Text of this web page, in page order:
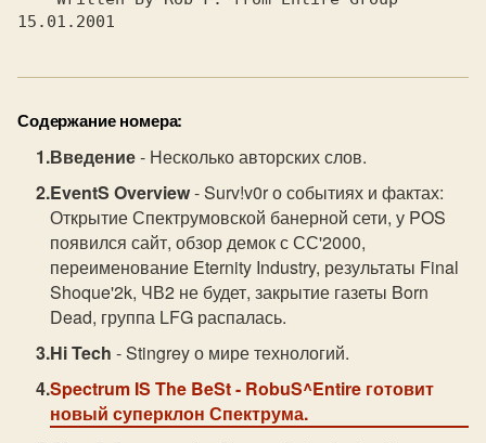
Содержание номера:
Введение- Несколько авторских слов.
EventS Overview- Surv!v0r о событиях и фактах:
Открытие Спектрумовской банерной сети, у POS
появился сайт, обзор демок с СС'2000,
переименование Eternity Industry, результаты Final
Shoque'2k, ЧВ2 не будет, закрытие газеты Born
Dead, группа LFG распалась.
Hi Tech - Stingrey о мире технологий.
Spectrum IS The BeSt- RobuS^Entire готовит
новый суперклон Спектрума.